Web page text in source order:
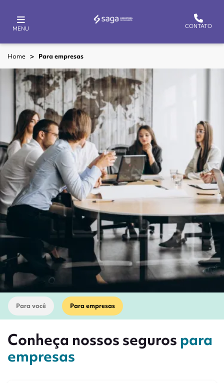
MENU CONTATO
Home Para empresas
Para você Para empresas
Conheça nossos seguros para
empresas